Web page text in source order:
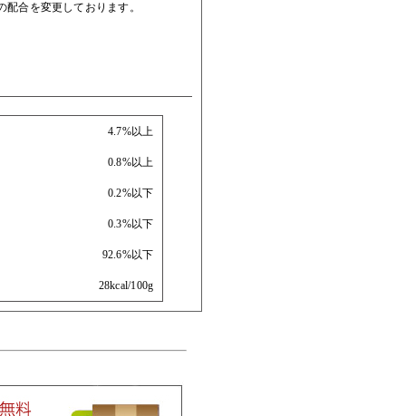
合を変更しております。
4.7%以上
0.8%以上
0.2%以下
0.3%以下
92.6%以下
28kcal/100g